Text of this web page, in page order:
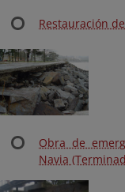
Restauración
Obra de
Navia